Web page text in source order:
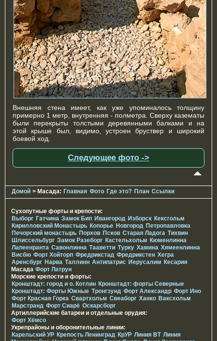
Внешняя стена имеет, как уже упоминалось толщину
примерно 1 метр, внутренняя - полметра. Сверху казематы
были перекрыты толстыми деревянными балками и на
этой крыше был, видимо, устроен бруствер и широкий
боевой ход.
Следующее фото ->
Домой > Масада: Главная Фото Где это? План Ссылки
Сухопутные форты и крепости:
Выборг Гатчина Замок Бип Ивангород Изборск Кексгольм
Кирилловский Монастырь Копорье Новгород Петропавловка
Печорcкий монастырь Порхов Псков Старая Ладога Тихвин
Шлиссельбург Замок Разеборг Кастельхольм Кюменлинна
Лапеенранта Савонлинна Тааветти Турку Хамина Хямеенлинна
Висбю Форт Хойторп Фредрикстад Фредрикстен Хегра
Аренсбург Нарва Таллинн Антипатрис Иерусалим Кесария
Масада Форт Латрун
Морские крепости и форты:
Кронштадт: город и о. Котлин Кронштадт: форты Северные
Кронштадт: Форты Южные Тронгзунд Форт Александр Форт Ино
Форт Красная Горка Свартхольм Свеаборг Ханко Ваксхольм
Марстранд Форт Сиарё Оскарсборг
Артиллерийские батареи и отдельные орудия:
Форт Хёмсо
Укрепрайоны и оборонительные линии:
Карельский УР Крепость Ленинград КрУР Линия ВТ Линия